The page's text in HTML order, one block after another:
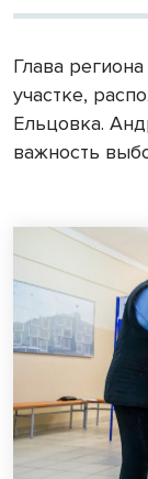
Глава
участке,
Ельцовка.
важность